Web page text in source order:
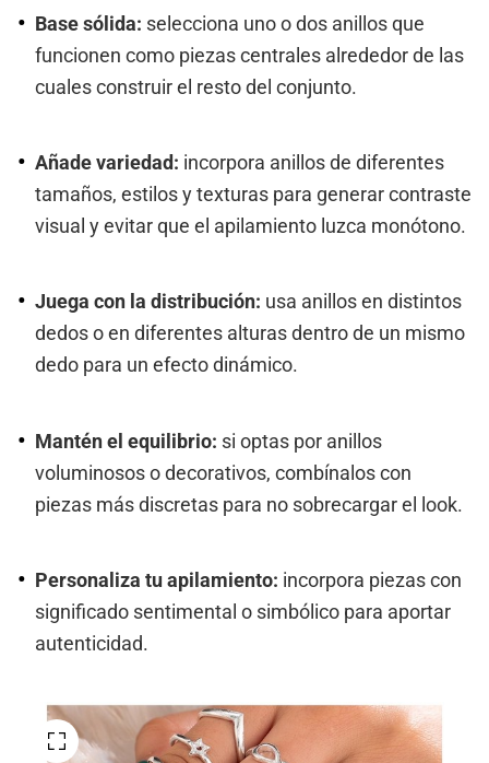
Base sólida: selecciona uno o dos anillos que
funcionen como piezas centrales alrededor de las
cuales construir el resto del conjunto.
Añade variedad: incorpora anillos de diferentes
tamaños, estilos y texturas para generar contraste
visual y evitar que el apilamiento luzca monótono.
Juega con la distribución: usa anillos en distintos
dedos o en diferentes alturas dentro de un mismo
dedo para un efecto dinámico.
Mantén el equilibrio: si optas por anillos
voluminosos o decorativos, combínalos con
piezas más discretas para no sobrecargar el look.
Personaliza tu apilamiento: incorpora piezas con
significado sentimental o simbólico para aportar
autenticidad.